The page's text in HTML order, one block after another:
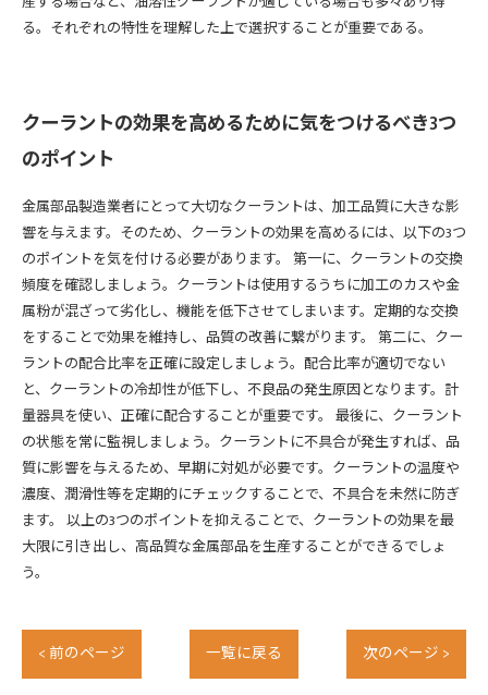
る。それぞれの特性を理解した上で選択することが重要である。
クーラントの効果を高めるために気をつけるべき3つ
のポイント
金属部品製造業者にとって大切なクーラントは、加工品質に大きな影
響を与えます。そのため、クーラントの効果を高めるには、以下の3つ
のポイントを気を付ける必要があります。 第一に、クーラントの交換
頻度を確認しましょう。クーラントは使用するうちに加工のカスや金
属粉が混ざって劣化し、機能を低下させてしまいます。定期的な交換
をすることで効果を維持し、品質の改善に繋がります。 第二に、クー
ラントの配合比率を正確に設定しましょう。配合比率が適切でない
と、クーラントの冷却性が低下し、不良品の発生原因となります。計
量器具を使い、正確に配合することが重要です。 最後に、クーラント
の状態を常に監視しましょう。クーラントに不具合が発生すれば、品
質に影響を与えるため、早期に対処が必要です。クーラントの温度や
濃度、潤滑性等を定期的にチェックすることで、不具合を未然に防ぎ
ます。 以上の3つのポイントを抑えることで、クーラントの効果を最
大限に引き出し、高品質な金属部品を生産することができるでしょ
う。
< 前のページ 一覧に戻る 次のページ >